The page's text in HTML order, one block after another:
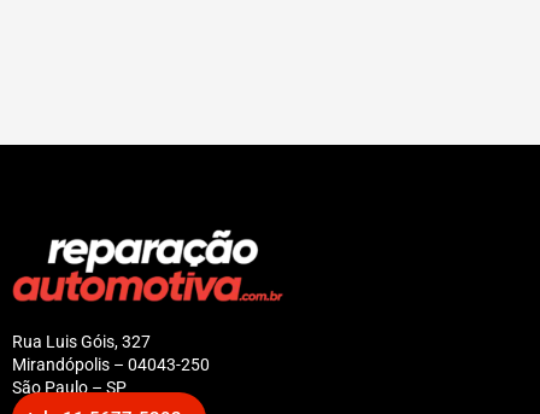
Rua Luis Góis, 327
Mirandópolis – 04043-250
São Paulo – SP